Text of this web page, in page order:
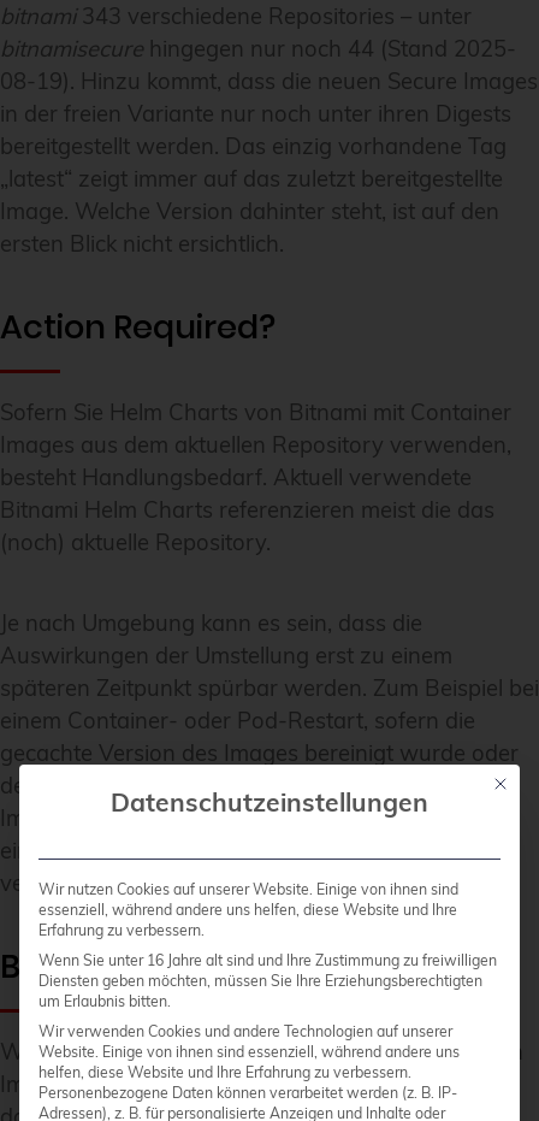
bitnami343 verschiedene Repositories – unter
bitnamisecure hingegen nur noch 44 (Stand 2025-
08-19). Hinzu kommt, dass die neuen Secure Images
in der freien Variante nur noch unter ihren Digests
bereitgestellt werden. Das einzig vorhandene Tag
„latest“ zeigt immer auf das zuletzt bereitgestellte
Image. Welche Version dahinter steht, ist auf den
ersten Blick nicht ersichtlich.
Action Required?
Sofern Sie Helm Charts von Bitnami mit Container
Images aus dem aktuellen Repository verwenden,
besteht Handlungsbedarf. Aktuell verwendete
Bitnami Helm Charts referenzieren meist die das
(noch) aktuelle Repository.
Je nach Umgebung kann es sein, dass die
Auswirkungen der Umstellung erst zu einem
späteren Zeitpunkt spürbar werden. Zum Beispiel bei
einem Container- oder Pod-Restart, sofern die
gecachte Version des Images bereinigt wurde oder
der Pod auf einer Node gestartet wurde, die das
Image nicht im direkten Zugriff (Cache) hat. Sofern
ein Container Proxy zum Bezug der Images
verwendet wird, ggf. noch später.
Benötigte Anpassungen
Wer sicherstellen will, dass die aktuell verwendeten
Images weiter bezogen werden können, sollte auf
Mit
Datenschutzeinstellungen
Wir nutzen Cookies auf unserer Website. Einige von ihnen sind
essenziell, während andere uns helfen, diese Website und Ihre
Erfahrung zu verbessern.
Wenn Sie unter 16 Jahre alt sind und Ihre Zustimmung zu freiwilligen
Diensten geben möchten, müssen Sie Ihre Erziehungsberechtigten
um Erlaubnis bitten.
Wir verwenden Cookies und andere Technologien auf unserer
Website. Einige von ihnen sind essenziell, während andere uns
helfen, diese Website und Ihre Erfahrung zu verbessern.
Personenbezogene Daten können verarbeitet werden (z. B. IP-
Adressen), z. B. für personalisierte Anzeigen und Inhalte oder